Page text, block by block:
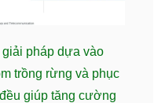
pháp dựa vào
trồng rừng và phục
giúp tăng cường